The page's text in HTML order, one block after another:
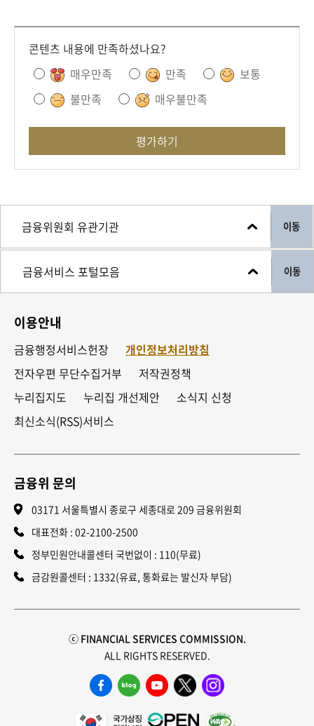
콘텐츠 내용에 만족하셨나요?
매우만족
만족
보통
불만족
매우불만족
평가하기
이동
이동
이용안내
금융행정서비스헌장
개인정보처리방침
전자우편 무단수집거부
저작권정책
누리집지도
누리집 개선제안
소식지 신청
최신소식(RSS)서비스
금융위 문의
03171 서울특별시 종로구 세종대로 209 금융위원회
대표전화 : 02-2100-2500
정부민원안내콜센터 국번없이 : 110(무료)
금감원콜센터 : 1332(유료, 통화료는 발신자 부담)
ⓒ FINANCIAL SERVICES COMMISSION.
ALL RIGHTS RESERVED.